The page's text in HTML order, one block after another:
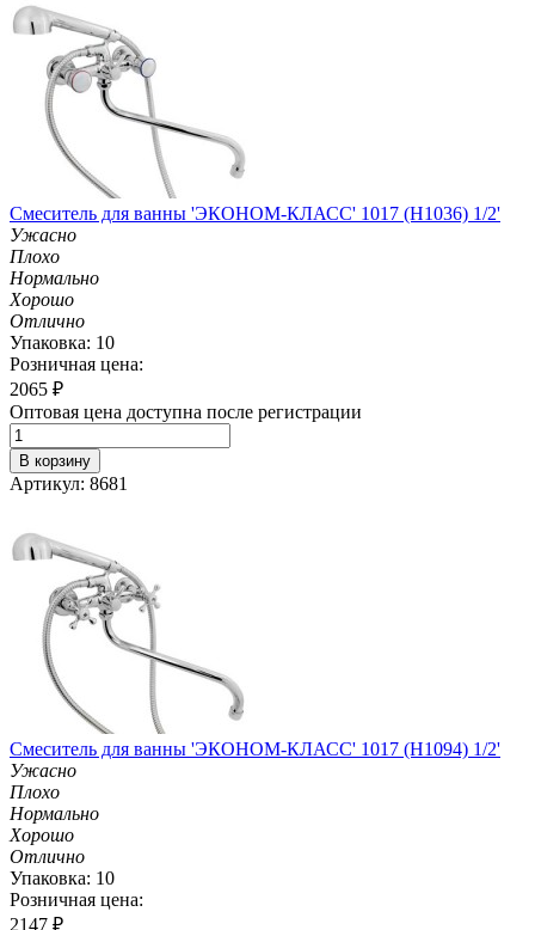
Смеситель для ванны 'ЭКОНОМ-КЛАСС' 1017 (H1036) 1/2'
Ужасно
Плохо
Нормально
Хорошо
Отлично
Упаковка: 10
Розничная цена:
2065 ₽
Оптовая цена доступна после регистрации
В корзину
Артикул: 8681
Смеситель для ванны 'ЭКОНОМ-КЛАСС' 1017 (H1094) 1/2'
Ужасно
Плохо
Нормально
Хорошо
Отлично
Упаковка: 10
Розничная цена:
2147 ₽